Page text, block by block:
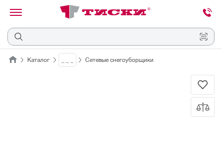
Отмена
Каталог Сетевые снегоуборщики